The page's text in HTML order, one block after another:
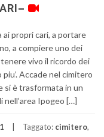
propri cari, a portare
a compiere uno dei
vivo il ricordo dei
Accade nel cimitero
si è trasformata in un
Ipogeo […]
Taggato: cimitero,